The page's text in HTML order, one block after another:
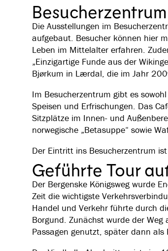
Die Ausstellungen im
aufgebaut. Besucher können hier
Leben im Mittelalter erfahren.
„Einzigartige Funde aus der
Bjørkum in Lærdal, die im Jahr
Im Besucherzentrum gibt es
Speisen und Erfrischungen. Das
Sitzplätze im Innen- und
norwegische „Betasuppe“ sowie
Der Eintritt ins Besucherzentrum
Geführte Tour
Der Bergenske Königsweg wurde
Zeit die wichtigste
Handel und Verkehr führte durch
Borgund. Zunächst wurde der
Passagen genutzt, später dann als